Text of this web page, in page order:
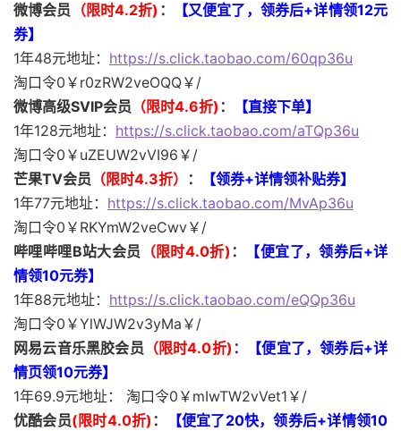
微博会员 （限时4.2折) ：
【又便宜了，领券后+详情领12元
券】
1年48元地址： https://s.click.taobao.com/60qp36u
淘口令0￥r0zRW2veOQQ￥/
微博高级SVIP会员 （限时4.6折) ：
【直接下单】
1年128元地址： https://s.click.taobao.com/aTQp36u
淘口令0￥uZEUW2vVI96￥/
芒果TV会员 （限时4.3折） ：
【领券+详情领补贴券】
1年77元地址： https://s.click.taobao.com/MvAp36u
淘口令0￥RKYmW2veCwv￥/
哔哩哔哩B站大会员 （限时4.0折) ：
【便宜了，领券后+详
情领10元券】
1年88元地址： https://s.click.taobao.com/eQQp36u
淘口令0￥YlWJW2v3yMa￥/
网易云音乐黑胶会员 （限时4.0折) ： 【便宜了，领券后+详
情页领10元券】
1年69.9元地址： 淘口令0￥mIwTW2vVet1￥/
优酷会员(限时4.0折) ：
【便宜了20快，领券后+详情领10